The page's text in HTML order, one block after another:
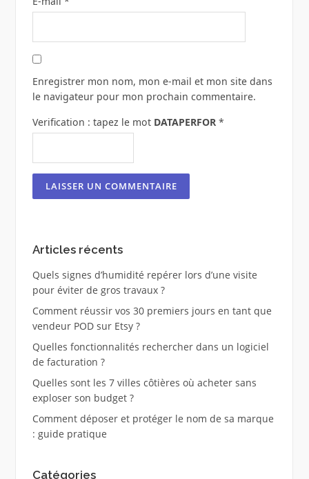
Enregistrer mon nom, mon e-mail et mon site dans
le navigateur pour mon prochain commentaire.
Verification : tapez le mot DATAPERFOR *
Articles récents
Quels signes d’humidité repérer lors d’une visite
pour éviter de gros travaux ?
Comment réussir vos 30 premiers jours en tant que
vendeur POD sur Etsy ?
Quelles fonctionnalités rechercher dans un logiciel
de facturation ?
Quelles sont les 7 villes côtières où acheter sans
exploser son budget ?
Comment déposer et protéger le nom de sa marque
: guide pratique
Catégories